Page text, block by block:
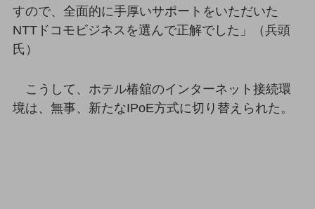
地域からの発表
重要なお知らせ
社外からの評価実績
サステナビリティ
すので、全面的に手厚いサポートをいただいた
NTTドコモビジネスを選んで正解でした」（兵頭
氏）
こうして、ホテル椿舘のインターネット接続環
境は、無事、新たなIPoE方式に切り替えられた。